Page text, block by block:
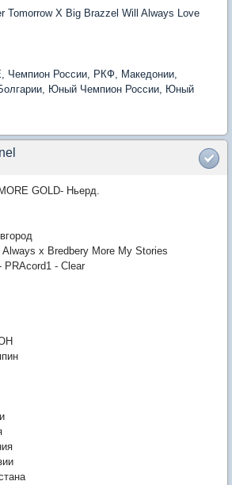
Tomorrow X Big Brazzel Will Always Love
Чемпион России, РКФ, Македонии,
Юный Чемпион России, Юный
GOLD- Ньерд.
х Bredbery More My Stories
PRAcord1 - Clear